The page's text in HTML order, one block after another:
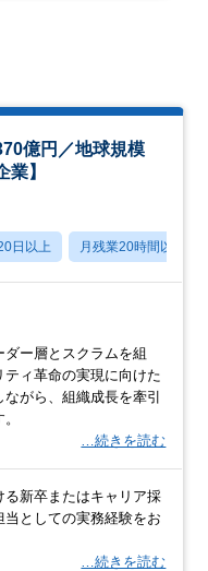
億円／地球規模
】
日以上 月残業20時間以内
ダー層とスクラムを組
ティ革命の実現に向けた
ながら、組織成長を牽引
…続きを読む
る新卒またはキャリア採
当としての実務経験をお
…続きを読む